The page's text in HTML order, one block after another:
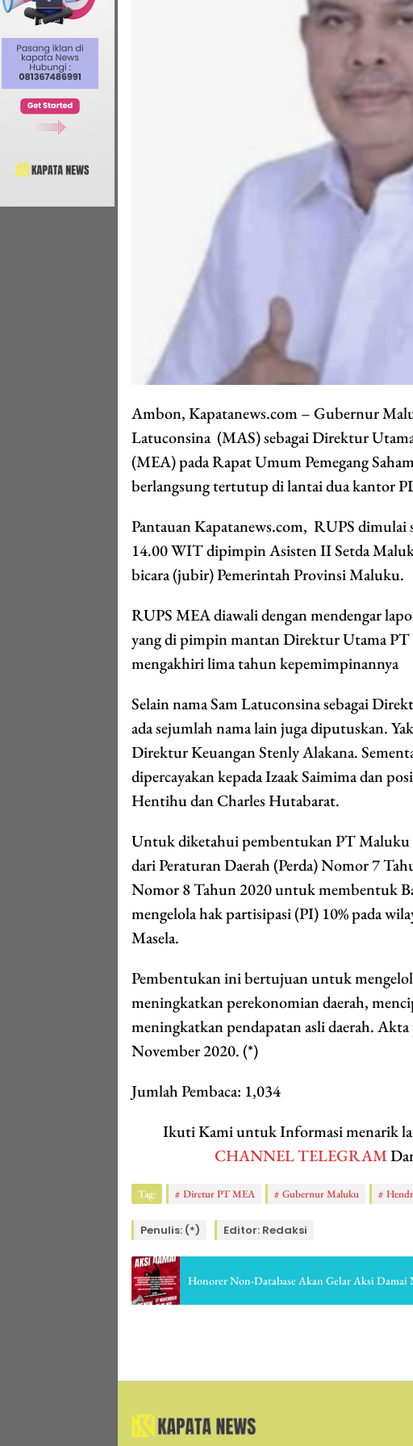
Ambon, Kapatanews.com – Gubernur
Latuconsina (MAS) sebagai Direktur
(MEA) pada Rapat Umum Pemegang
berlangsung tertutup di lantai dua kantor
Pantauan Kapatanews.com, RUPS
14.00 WIT dipimpin Asisten II Setda
bicara (jubir) Pemerintah Provinsi Maluku.
RUPS MEA diawali dengan mendengar
yang di pimpin mantan Direktur Utama
mengakhiri lima tahun kepemimpinannya
Selain nama Sam Latuconsina sebagai
ada sejumlah nama lain juga diputuskan.
Direktur Keuangan Stenly Alakana.
dipercayakan kepada Izaak Saimima dan
Hentihu dan Charles Hutabarat.
Untuk diketahui pembentukan PT
dari Peraturan Daerah (Perda) Nomor 7
Nomor 8 Tahun 2020 untuk membentuk
mengelola hak partisipasi (PI) 10% pada
Masela.
Pembentukan ini bertujuan untuk
meningkatkan perekonomian daerah,
meningkatkan pendapatan asli daerah.
November 2020. (*)
Jumlah Pembaca: 1,034
Ikuti Kami untuk Informasi menarik
CHANNEL TELEGRAM
Tag: Diretur PT MEA Gubernur Maluku
Penulis: (*) Editor: Redaksi
Honorer Non-Database Akan Gelar Aksi Damai